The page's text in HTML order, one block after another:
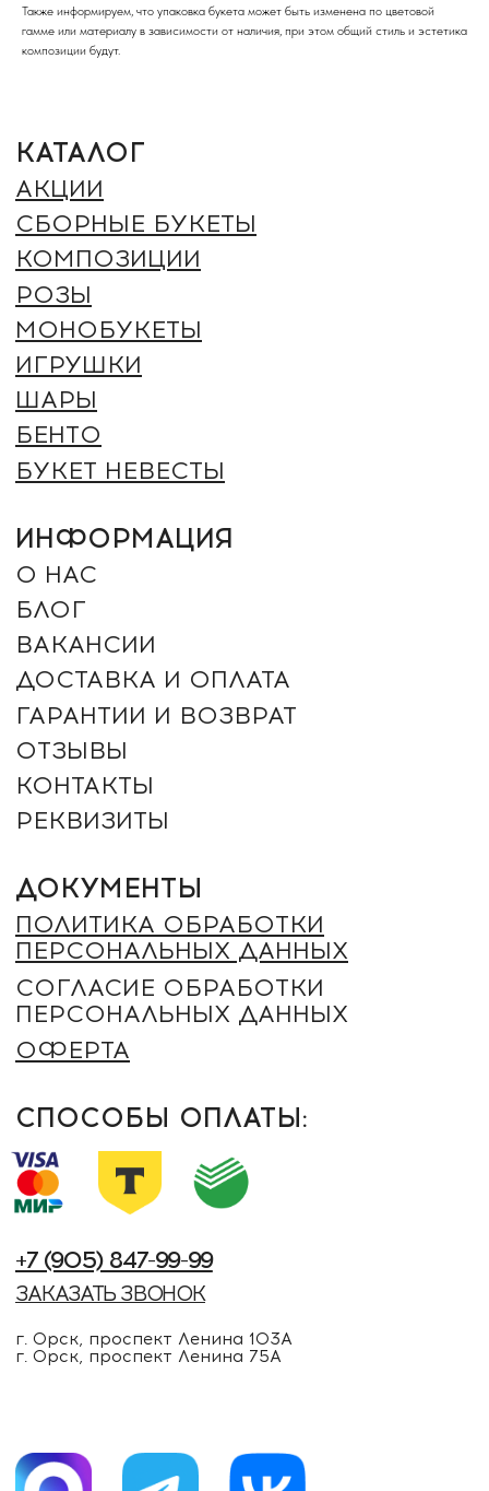
Также информируем, что упаковка букета может быть изменена по цветовой
гамме или материалу в зависимости от наличия, при этом общий стиль и эстетика
композиции будут.
ЗАКАЗАТЬ ЗВОНОК
защищены. Незаконное копирование преследуется
по закону.
ИП ДЕРЕВЯНКИН ЮРИЙ СЕРГЕЕВИЧ
ИНН: 564304962880 / ОГРН
325080000018368
г. Орск, проспект Ленина 103А
г. Орск, проспект Ленина 75А
ДОКУМЕНТЫ
ПОЛИТИКА ОБРАБОТКИ
ПЕРСОНАЛЬНЫХ ДАННЫХ
СОГЛАСИЕ ОБРАБОТКИ
ПЕРСОНАЛЬНЫХ ДАННЫХ
ОФЕРТА
ШАРЫ
БЕНТО
БУКЕТ НЕВЕСТЫ
БЛОГ
ВАКАНСИИ
ДОСТАВКА И ОПЛАТА
ГАРАНТИИ И ВОЗВРАТ
ОТЗЫВЫ
КОНТАКТЫ
РЕКВИЗИТЫ
СПОСОБЫ ОПЛАТЫ: